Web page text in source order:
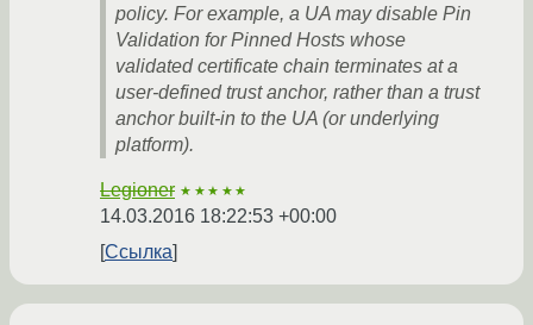
policy. For example, a UA may disable Pin
Validation for Pinned Hosts whose
validated certificate chain terminates at a
user-defined trust anchor, rather than a trust
anchor built-in to the UA (or underlying
platform).
Legioner ★★★★★
14.03.2016 18:22:53 +00:00
Ссылка